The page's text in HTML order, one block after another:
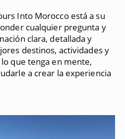
Into Morocco está a su
cualquier pregunta y
clara, detallada y
destinos, actividades y
que tenga en mente,
a crear la experiencia